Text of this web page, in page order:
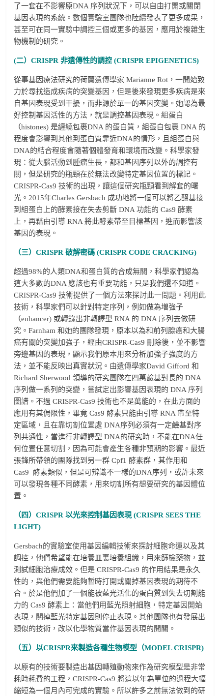
了一套在不影響原DNA 序列狀況下，可以自由打開或關閉
基因表現的系統。數個實驗室團隊也陸續發表了更多成果，
甚至可在同一實驗中調控三個或更多的基因，應用於複雜生
物機制的研究。
(二）CRISPR 非遺傳性的調控 (CRISPR EPIGENETICS)
從事基因療法研究的荷蘭遺傳學家 Marianne Rot，一開始致
力於尋找造成疾病的突變基因，但是後來發現更多疾病是來
自基因表現受到干擾，而非源於單一的基因突變。她認為最
好控制基因活性的方法，就是調控基因表現。組蛋白
（histones) 是纏繞包裹DNA 的蛋白質，組蛋白包裹 DNA 的
程度會影響到其他到蛋白質靠近DNA的情形，且組蛋白與
DNA的結合程度會隨著個體發育和環境而改變。科學家發
現：從大腦活動到腫瘤生長，都和基因序列以外的調控有
關，但是研究的瓶頸在於無法改變特定基因位置的標記。
CRISPR-Cas9 技術的出現，讓這個研究瓶頸看到解套的曙
光。2015年Charles Gersbach 成功地將一個可以將乙醯基接
到組蛋白上的酵素接在失去剪斷 DNA 功能的 Cas9 酵素
上，再藉由引導 RNA 將此酵素帶至目標基因，進而影響該
基因的表現。
（三）CRISPR 破解密碼 (CRISPR CODE CRACKING)
超過98%的人類DNA和蛋白質的合成無關，科學家們認為
這大多數的DNA 應該也有重要功能，只是我們還不知道。
CRISPR-Cas9 技術提供了一個方法來探討此一問題。利用此
技術，科學家們可以針對特定序列，例如做為増強子
（enhancer) 或轉錄出非轉譯型 RNA 的 DNA 序列去做研
究。Farnham 和她的團隊發現，原本以為和前列腺癌和大腸
癌有關的突變加強子，經由CRISPR-Cas9 刪除後，並不影響
旁邊基因的表現，顯示我們原本用來分析加強子強度的方
法，並不能反映出真實狀況。由遺傳學家David Gifford 和
Richard Sherwood 領導的研究團隊在四萬鹼基對長的 DNA
序列做一系列的突變，嘗試定出影響基因表現的 DNA 序列
圖譜。不過 CRISPR-Cas9 技術也不是萬能的，在此方面的
應用有其侷限性，畢竟 Cas9 酵素只能由引導 RNA 帶至特
定區域，且在靠切割位置處 DNA序列必須有一定鹼基對序
列共通性，當進行非轉譯型 DNA的研究時，不能在DNA任
何位置任意切割，因為可能會產生各種非預期的影響。最近
張鋒所帶領的團隊找到另一群 Cpf1 酵素群，其作用和
Cas9 酵素類似，但是可辨識不一樣的DNA序列，或許未來
可以發現各種不同酵素，用來切割所有想要研究的基因體位
置。
（四）CRISPR 以光來控制基因表現 (CRISPR SEES THE
LIGHT)
Gersbach的實驗室使用基因編輯技術來探討細胞命運以及其
調控，他們希望能在培養皿裏培養組織，用來篩檢藥物，並
測試細胞治療成效。但是 CRISPR-Cas9 的作用結果是永久
性的，與他們需要能夠暫時打開或關掉基因表現的期待不
合。於是他們加了一個能被藍光活化的蛋白質到失去切割能
力的 Cas9 酵素上：當他們用藍光照射細胞，特定基因開始
表現，關掉藍光特定基因則停止表現。其他團隊也有發展出
類似的技術，改以化學物質當作基因表現的開關。
（五）以CRISPR來製造各種生物模型（MODEL CRISPR)
以原有的技術要製造出基因轉殖動物來作為研究模型是非常
耗時耗費的工程，CRISPR-Cas9 將這以年為單位的過程大幅
縮短為一個月內可完成的實驗。所以許多之前無法做到的研